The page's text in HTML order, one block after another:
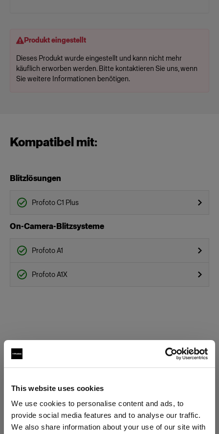
This website uses cookies
We use cookies to personalise content and ads, to
provide social media features and to analyse our traffic.
We also share information about your use of our site with
Produkt eingestellt
Dieses Produkt wurde eingestellt und kann nicht mehr
käuflich erworben werden. Bitte kontaktieren Sie uns, wenn
Sie weitere Informationen benötigen.
Kompatibel mit:
Blitzlösungen
Profoto C1 Plus
On-Camera-Blitzsysteme
Profoto A1
Profoto A1X
Technische Daten: